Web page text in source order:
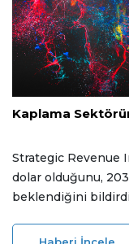
28 Ocak 2026
Kaplama
Strategic Revenue
dolar olduğunu,
beklendiğini
Haberi İncele